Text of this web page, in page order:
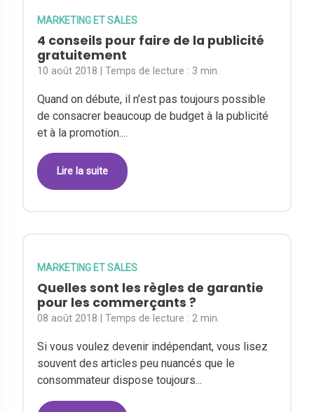
MARKETING ET SALES
4 conseils pour faire de la publicité
gratuitement
10 août 2018 | Temps de lecture : 3 min.
Quand on débute, il n’est pas toujours possible
de consacrer beaucoup de budget à la publicité
et à la promotion....
Lire la suite
MARKETING ET SALES
Quelles sont les règles de garantie
pour les commerçants ?
08 août 2018 | Temps de lecture :2 min.
Si vous voulez devenir indépendant, vous lisez
souvent des articles peu nuancés que le
consommateur dispose toujours...